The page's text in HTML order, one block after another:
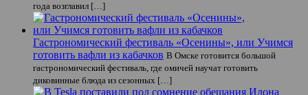
года возглавил […]
Гастрономический фестиваль «Осенины», или Учимся
готовить вафли из кабачков В Омске готовится большой
гастрономический фестиваль, где омичей научат готовить
диковинные блюда из сезонных […]